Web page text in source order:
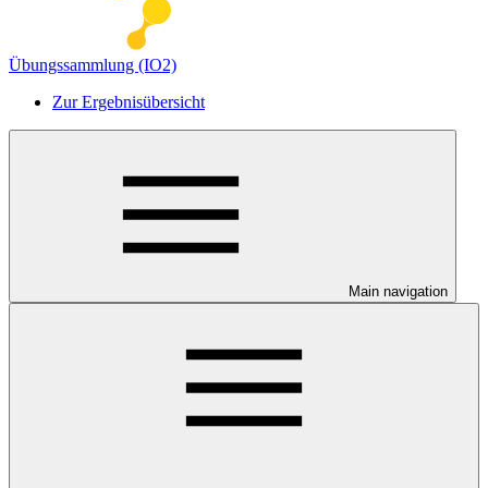
Übungssammlung (IO2)
Zur Ergebnisübersicht
Main navigation